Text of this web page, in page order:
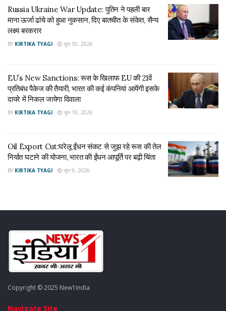
यूक्रेन के कई शहरों पर बमबारी और मिसाइल हमले कर रहा है. अब तक
यूक्रेन के करीब 20 लाख लोग युद्ध की वजह से दूसरे देशों में शरण ले चुके हैं,
जबकि सैकड़ों लोगों की जान चली गई है।
Where is Zelensky
राष्ट्रपति जेलेंस्की राष्ट्रपति वोलोदिमिर जेलेंस्की
Russia Ukraine War Update: पुतिन ने पहली बार
माना ऊर्जा ढांचे को हुआ नुकसान, दिए बातचीत के संकेत, सैन्य
लक्ष्य बरकरार
BY KIRTIKA TYAGI जून 30, 2026
EU’s New Sanctions: रूस के खिलाफ EU की 21वें
प्रतिबंध पैकेज की तैयारी, भारत की कई कंपनियां आयेंगी इसके
दायरे में निकल जायेगा दिवाला
BY KIRTIKA TYAGI जून 10, 2026
Oil Export Cut:घरेलू ईंधन संकट से जुझ रहे रूस की तेल
निर्यात घटाने की योजना, भारत की ईंधन आपूर्ति पर बढ़ी चिंता
BY KIRTIKA TYAGI जून 9, 2026
Copyright © 2025 New1India
Navigate Site